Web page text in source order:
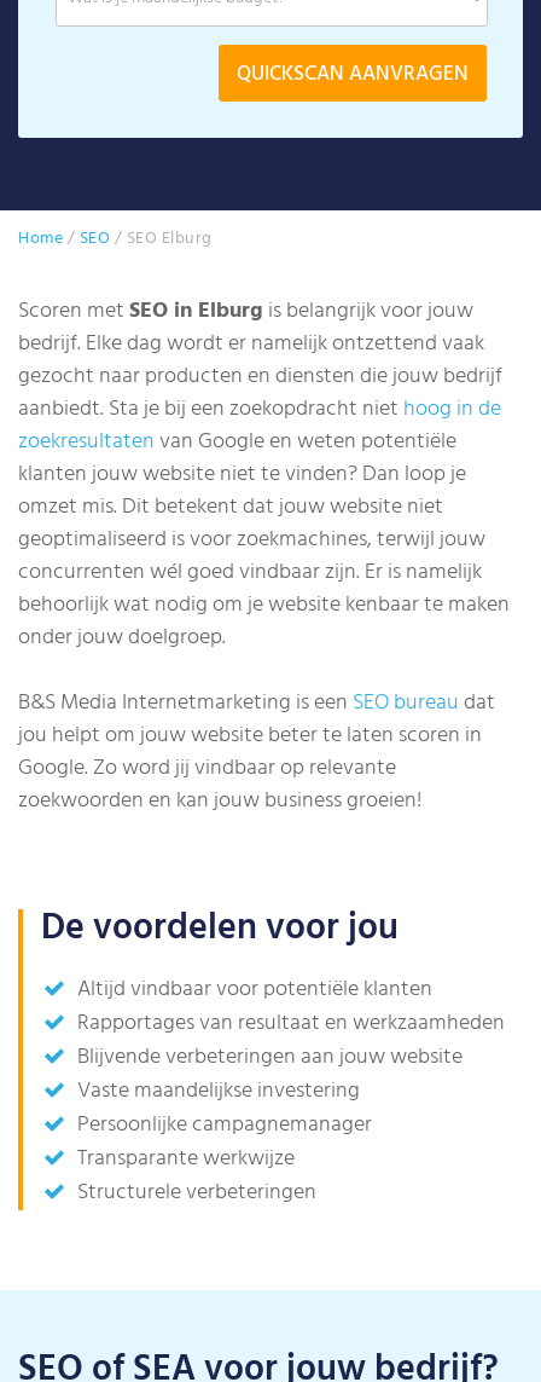
Home/ SEO/ SEO Elburg
Scoren metSEO in Elburg is belangrijk voor jouw
bedrijf. Elke dag wordt er namelijk ontzettend vaak
gezocht naar producten en diensten die jouw bedrijf
aanbiedt. Sta je bij een zoekopdracht niet hoog in de
zoekresultatenvan Google en weten potentiële
klanten jouw website niet te vinden? Dan loop je
omzet mis. Dit betekent dat jouw website niet
geoptimaliseerd is voor zoekmachines, terwijl jouw
concurrenten wél goed vindbaar zijn. Er is namelijk
behoorlijk wat nodig om je website kenbaar te maken
onder jouw doelgroep.
B&S Media Internetmarketing is een SEO bureaudat
jou helpt om jouw website beter te laten scoren in
Google. Zo word jij vindbaar op relevante
zoekwoorden en kan jouw business groeien!
De voordelen voor jou
Altijd vindbaar voor potentiële klanten
Rapportages van resultaat en werkzaamheden
Blijvende verbeteringen aan jouw website
Vaste maandelijkse investering
Persoonlijke campagnemanager
Transparante werkwijze
Structurele verbeteringen
SEO of SEA voor jouw bedrijf?